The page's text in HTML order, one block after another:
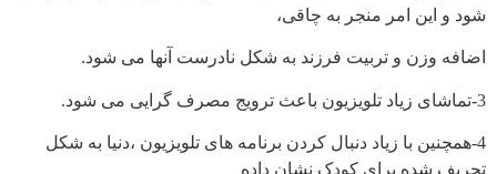
شود و این امر منجر به چاقی،
اضافه وزن و تربیت فرزند به شکل نادرست آنها می شود.
3-تماشای زیاد تلویزیون باعث ترویج مصرف گرایی می شود.
4-همچنین با زیاد دنبال کردن برنامه های تلویزیون ،دنیا به شکل
تحریف شده برای کودک نشان داده